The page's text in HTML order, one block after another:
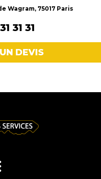
Wagram, 75017 Paris
31 31
DEVIS